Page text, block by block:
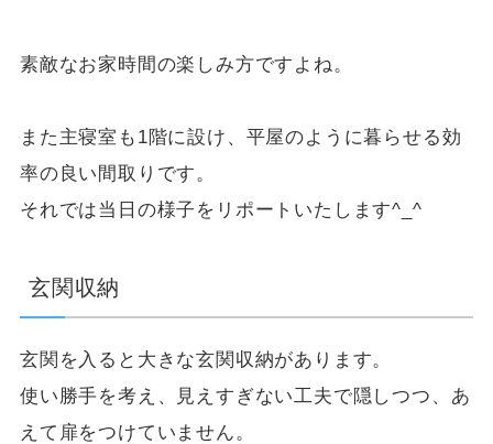
素敵なお家時間の楽しみ方ですよね。
また主寝室も1階に設け、平屋のように暮らせる効
率の良い間取りです。
それでは当日の様子をリポートいたします^_^
玄関収納
玄関を入ると大きな玄関収納があります。
使い勝手を考え、見えすぎない工夫で隠しつつ、あ
えて扉をつけていません。